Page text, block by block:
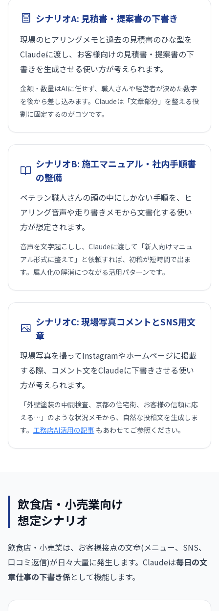
シナリオA: 見積書・提案書の下書き
現場のヒアリングメモと過去の見積書のひな型を
Claudeに渡し、お客様向けの見積書・提案書の下
書きを生成させる使い方が考えられます。
金額・数量はAIに任せず、職人さんや経営者が決めた数字
を後から差し込みます。Claudeは「文章部分」を整える役
割に固定するのがコツです。
シナリオB: 施工マニュアル・社内手順書
の整備
ベテラン職人さんの頭の中にしかない手順を、ヒ
アリング音声や走り書きメモから文書化する使い
方が想定されます。
音声を文字起こしし、Claudeに渡して「新人向けマニュ
アル形式に整えて」と依頼すれば、初稿が短時間で出ま
す。属人化の解消につながる活用パターンです。
シナリオC: 現場写真コメントとSNS用文
章
現場写真を撮ってInstagramやホームページに掲載
する際、コメント文をClaudeに下書きさせる使い
方が考えられます。
「外壁塗装の中間検査、京都の住宅街、お客様の信頼に応
える…」のような状況メモから、自然な投稿文を生成しま
す。 工務店AI活用の記事 もあわせてご参照ください。
飲食店・小売業向け
想定シナリオ
飲食店・小売業は、お客様接点の文章(メニュー、SNS、
口コミ返信)が日々大量に発生します。Claudeは毎日の文
章仕事の下書き係として機能します。